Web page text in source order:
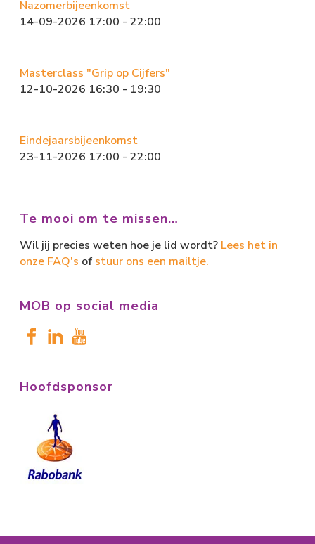
Nazomerbijeenkomst
14-09-2026 17:00 - 22:00
Masterclass "Grip op Cijfers"
12-10-2026 16:30 - 19:30
Eindejaarsbijeenkomst
23-11-2026 17:00 - 22:00
Te mooi om te missen…
Wil jij precies weten hoe je lid wordt? Lees het in
onze FAQ's of stuur ons een mailtje.
MOB op social media
Hoofdsponsor